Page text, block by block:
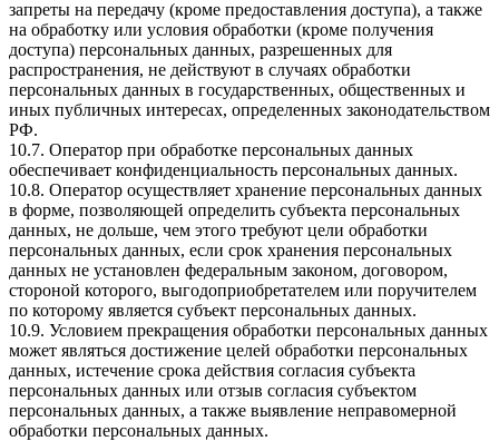
запреты на передачу (кроме предоставления доступа), а также
на обработку или условия обработки (кроме получения
доступа) персональных данных, разрешенных для
распространения, не действуют в случаях обработки
персональных данных в государственных, общественных и
иных публичных интересах, определенных законодательством
РФ.
10.7. Оператор при обработке персональных данных
обеспечивает конфиденциальность персональных данных.
10.8. Оператор осуществляет хранение персональных данных
в форме, позволяющей определить субъекта персональных
данных, не дольше, чем этого требуют цели обработки
персональных данных, если срок хранения персональных
данных не установлен федеральным законом, договором,
стороной которого, выгодоприобретателем или поручителем
по которому является субъект персональных данных.
10.9. Условием прекращения обработки персональных данных
может являться достижение целей обработки персональных
данных, истечение срока действия согласия субъекта
персональных данных или отзыв согласия субъектом
персональных данных, а также выявление неправомерной
обработки персональных данных.